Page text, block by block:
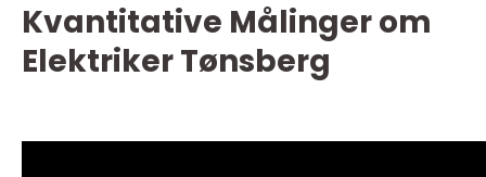
Kvantitative Målinger om
Elektriker Tønsberg